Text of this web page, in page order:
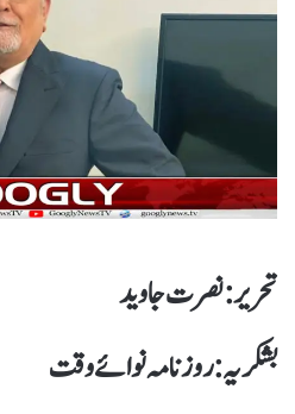
تحریر : نصرت جاوید
بشکریہ: روزنامہ نوائے وقت